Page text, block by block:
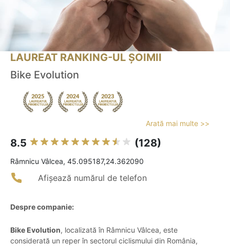
LAUREAT RANKING-UL ȘOIMII
Bike Evolution
Arată mai multe >>
8.5 (128)
Râmnicu Vâlcea, 45.095187,24.362090
Afișează numărul de telefon
Despre companie:
Bike Evolution, localizată în Râmnicu Vâlcea, este
considerată un reper în sectorul ciclismului din România,